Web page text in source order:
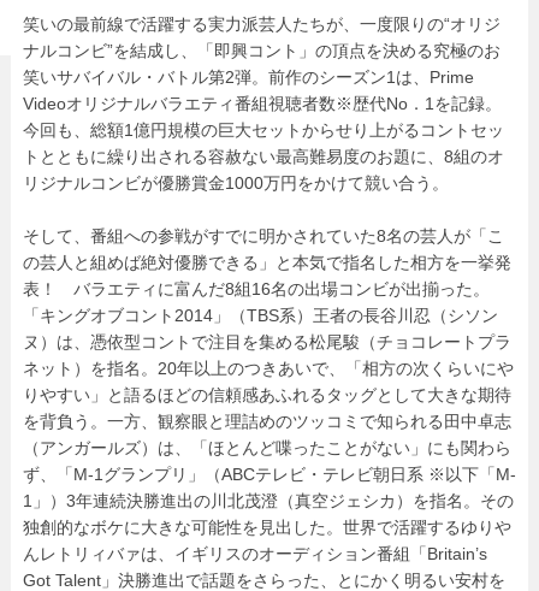
笑いの最前線で活躍する実力派芸人たちが、一度限りの“オリジ
ナルコンビ”を結成し、「即興コント」の頂点を決める究極のお
笑いサバイバル・バトル第2弾。前作のシーズン1は、Prime
Videoオリジナルバラエティ番組視聴者数※歴代No．1を記録。
今回も、総額1億円規模の巨大セットからせり上がるコントセッ
トとともに繰り出される容赦ない最高難易度のお題に、8組のオ
リジナルコンビが優勝賞金1000万円をかけて競い合う。
そして、番組への参戦がすでに明かされていた8名の芸人が「こ
の芸人と組めば絶対優勝できる」と本気で指名した相方を一挙発
表！ バラエティに富んだ8組16名の出場コンビが出揃った。
「キングオブコント2014」（TBS系）王者の長谷川忍（シソン
ヌ）は、憑依型コントで注目を集める松尾駿（チョコレートプラ
ネット）を指名。20年以上のつきあいで、「相方の次くらいにや
りやすい」と語るほどの信頼感あふれるタッグとして大きな期待
を背負う。一方、観察眼と理詰めのツッコミで知られる田中卓志
（アンガールズ）は、「ほとんど喋ったことがない」にも関わら
ず、「M‐1グランプリ」（ABCテレビ・テレビ朝日系 ※以下「M‐
1」）3年連続決勝進出の川北茂澄（真空ジェシカ）を指名。その
独創的なボケに大きな可能性を見出した。世界で活躍するゆりや
んレトリィバァは、イギリスのオーディション番組「Britain’s
Got Talent」決勝進出で話題をさらった、とにかく明るい安村を